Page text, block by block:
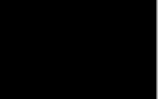
(as Steve Yoo)
(as Poppin Hyun-Joon)
Rai